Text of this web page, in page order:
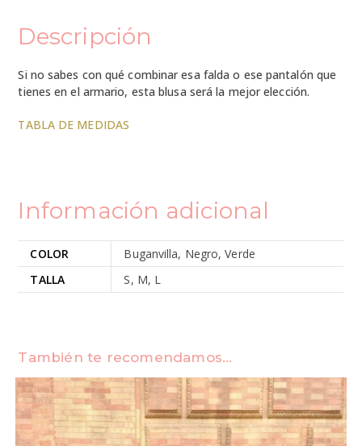
Descripción
Si no sabes con qué combinar esa falda o ese pantalón que
tienes en el armario, esta blusa será la mejor elección.
TABLA DE MEDIDAS
Información adicional
COLOR
Buganvilla, Negro, Verde
TALLA
S, M, L
También te recomendamos…